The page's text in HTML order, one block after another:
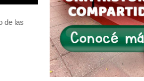
de las